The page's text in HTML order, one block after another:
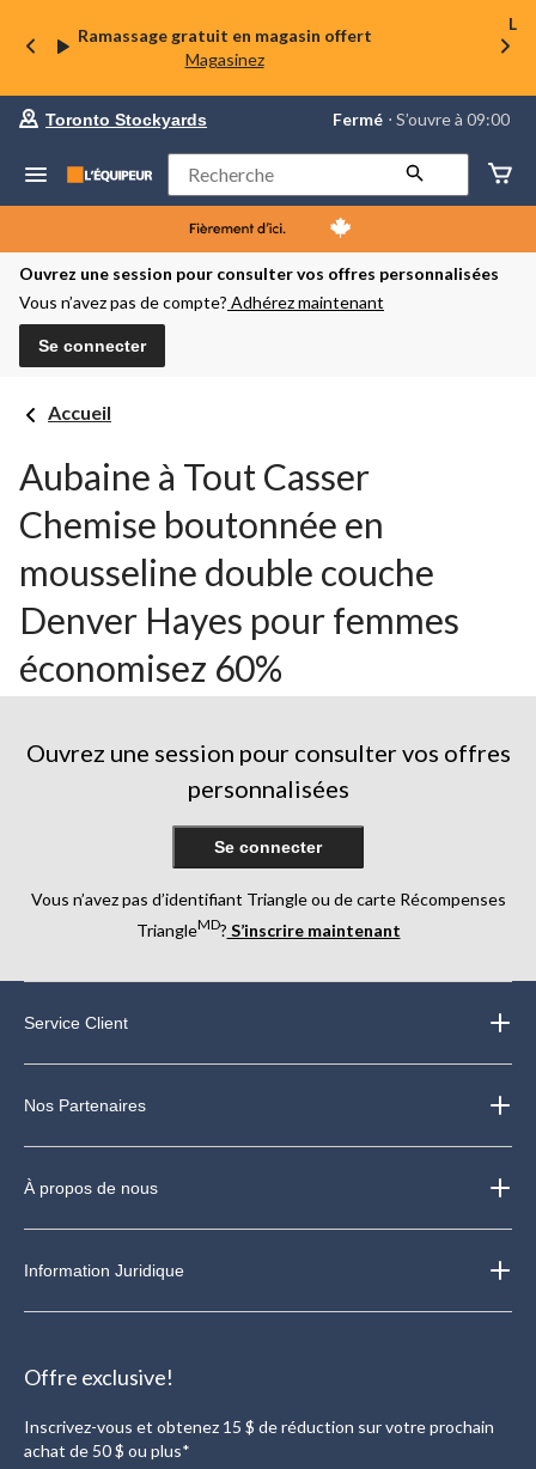
Ramassage gratuit en magasin offert
Magasinez
La
préféré
Toronto
Stockyards,
courament
Fermé,
S’ouvre
à
Toronto Stockyards Fermé ⋅ S’ouvre à 09:00
Rechercher
Ouvrez une session pour consulter vos offres personnalisées
Vous n’avez pas de compte? Adhérez maintenant
Se connecter
Accueil
Aubaine à Tout Casser
Chemise boutonnée en
mousseline double couche
Denver Hayes pour femmes
économisez 60%
Ouvrez une session pour consulter vos offres
personnalisées
Se connecter
Vous n’avez pas d’identifiant Triangle ou de carte Récompenses
TriangleMD? S’inscrire maintenant
Service Client
Nos Partenaires
À propos de nous
Information Juridique
Offre exclusive!
Inscrivez-vous et obtenez 15 $ de réduction sur votre prochain
achat de 50 $ ou plus*